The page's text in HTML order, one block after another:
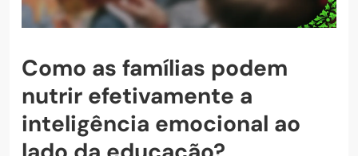
Como as famílias podem
nutrir efetivamente a
inteligência emocional ao